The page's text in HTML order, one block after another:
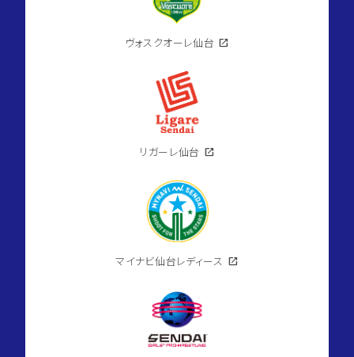
ヴォスクオーレ仙台 open_in_new
リガーレ仙台 open_in_new
マイナビ仙台レディース open_in_new